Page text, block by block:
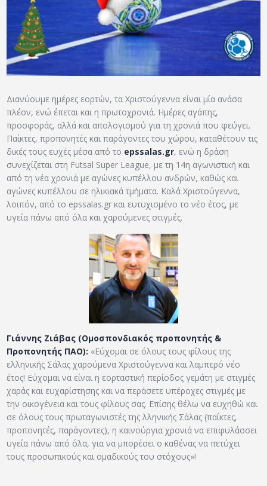
ΑΡΧΕΙΟ
ΕΠΙΚΟΙΝΩΝΙΑ
Διανύουμε ημέρες εορτών, τα Χριστούγεννα είναι μία ανάσα
πλέον, ενώ έπεται και η πρωτοχρονιά. Ημέρες αγάπης,
προσφοράς, αλλά και απολογισμού για τη χρονιά που φεύγει.
Παίκτες, προπονητές και παράγοντες του χώρου, καταθέτουν τις
δικές τους ευχές μέσα από το epssalas.gr, ενώ η δράση
συνεχίζεται στη Futsal Super League, με τη 14η αγωνιστική και
από τη νέα χρονιά με αγώνες κυπέλλου ανδρών, καθώς και
αγώνες κυπέλλου σε ηλικιακά τμήματα. Καλά Χριστούγεννα,
λοιπόν, από το epssalas.gr και ευτυχισμένο το νέο έτος, με
υγεία πάνω από όλα και χαρούμενες στιγμές.
Γιάννης Ζιάβας (Ομοσπονδιακός προπονητής &
Προπονητής ΠΑΟ): «Εύχομαι σε όλους τους φίλους της
ελληνικής Σάλας χαρούμενα Χριστούγεννα και λαμπερό νέο
έτος! Εύχομαι να είναι η εορταστική περίοδος γεμάτη με στιγμές
χαράς και ευχαρίστησης και να περάσετε υπέροχες στιγμές με
την οικογένεια και τους φίλους σας. Επίσης θέλω να ευχηθώ και
σε όλους τους πρωταγωνιστές της λληνικής Σάλας (παίκτες,
προπονητές, παράγοντες), η καινούργια χρονιά να επιφυλάσσει
υγεία πάνω από όλα, για να μπορέσει ο καθένας να πετύχει
τους προσωπικούς και ομαδικούς του στόχους»!